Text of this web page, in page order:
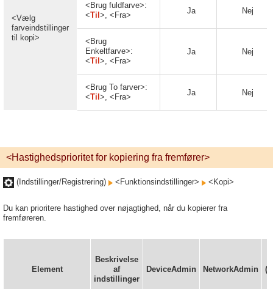
<Vælg
farveindstillinger
til kopi>
<Brug fuldfarve>:
<Til >, <Fra> Ja Nej
<Brug
Enkeltfarve>:
<Til >, <Fra>
Ja Nej
<Brug To farver>:
<Til >, <Fra> Ja Nej
<Hastighedsprioritet for kopiering fra fremfører>
(Indstillinger/Registrering) <Funktionsindstillinger> <Kopi>
Du kan prioritere hastighed over nøjagtighed, når du kopierer fra
fremføreren.
Element
Beskrivelse
af
indstillinger
DeviceAdmin NetworkAdmin